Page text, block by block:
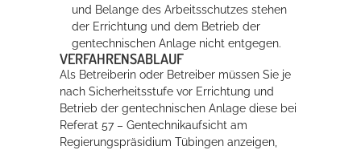
und Belange des Arbeitsschutzes stehen
der Errichtung und dem Betrieb der
gentechnischen Anlage nicht entgegen.
VERFAHRENSABLAUF
Als Betreiberin oder Betreiber müssen Sie je
nach Sicherheitsstufe vor Errichtung und
Betrieb der gentechnischen Anlage diese bei
Referat 57 – Gentechnikaufsicht am
Regierungspräsidium Tübingen anzeigen,